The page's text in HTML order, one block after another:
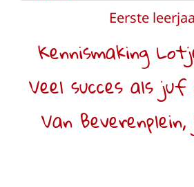
Eerste
Kennismaking
Veel succes als
Van